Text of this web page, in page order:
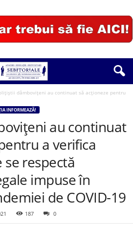
dâmbovițeni au continuat să acționeze pentru
INFORMEAZĂ!
au continuat
a verifica
respectă
impuse în
de COVID-19
187 0